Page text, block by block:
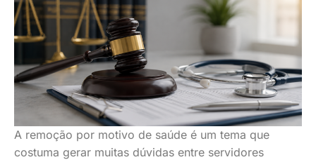
A remoção por motivo de saúde é um tema que
costuma gerar muitas dúvidas entre servidores